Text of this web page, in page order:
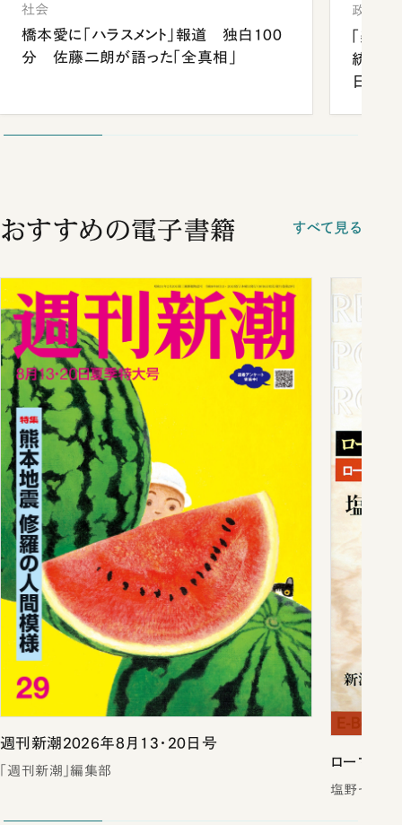
社会
橋本愛に「ハラスメント」報道 独白100
分 佐藤二朗が語った「全真相」
政治
「楽し
統領と
日米
おすすめの電子書籍 すべて見る
週刊新潮2026年8月13・20日号
「週刊新潮」編集部
ローマは
塩野七生／